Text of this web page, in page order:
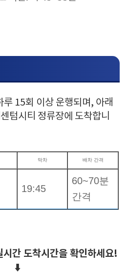
15회 이상 운행되며, 아래
텀시티 정류장에 도착합니
막차 배차 간격
19:45
60~70분
간격
간 도착시간을 확인하세요!
⬇️